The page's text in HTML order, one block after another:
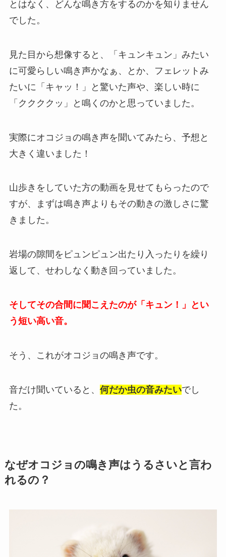
とはなく、どんな鳴き方をするのかを知りません
でした。
見た目から想像すると、「キュンキュン」みたい
に可愛らしい鳴き声かなぁ、とか、フェレットみ
たいに「キャッ！」と驚いた声や、楽しい時に
「ククククッ」と鳴くのかと思っていました。
実際にオコジョの鳴き声を聞いてみたら、予想と
大きく違いました！
山歩きをしていた方の動画を見せてもらったので
すが、まずは鳴き声よりもその動きの激しさに驚
きました。
岩場の隙間をピュンピュン出たり入ったりを繰り
返して、せわしなく動き回っていました。
そしてその合間に聞こえたのが「キュン！」とい
う短い高い音。
そう、これがオコジョの鳴き声です。
音だけ聞いていると、 何だか虫の音みたいでし
た。
なぜオコジョの鳴き声はうるさいと言わ
れるの？